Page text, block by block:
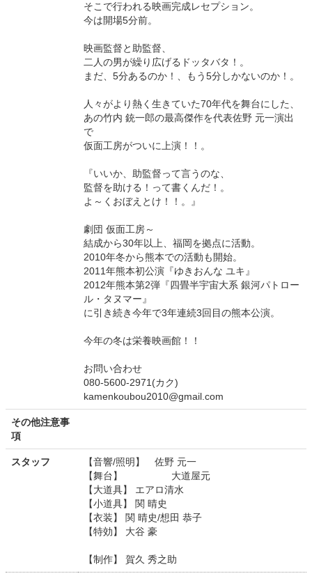
そこで行われる映画完成レセプション。
今は開場5分前。
映画監督と助監督、
二人の男が繰り広げるドッタバタ！。
まだ、5分あるのか！、もう5分しかないのか！。
人々がより熱く生きていた70年代を舞台にした、
あの竹内 銃一郎の最高傑作を代表佐野 元一演出
で
仮面工房がついに上演！！。
『いいか、助監督って言うのな、
監督を助ける！って書くんだ！。
よ～くおぼえとけ！！。』
劇団 仮面工房～
結成から30年以上、福岡を拠点に活動。
2010年冬から熊本での活動も開始。
2011年熊本初公演『ゆきおんな ユキ』
2012年熊本第2弾『四畳半宇宙大系 銀河パトロー
ル・タヌマー』
に引き続き今年で3年連続3回目の熊本公演。
今年の冬は栄養映画館！！
お問い合わせ
080-5600-2971(カク)
kamenkoubou2010@gmail.com
その他注意事
項
スタッフ
【音響/照明】 佐野 元一
【舞台】 大道屋元
【大道具】 エアロ清水
【小道具】 関 晴史
【衣装】 関 晴史/想田 恭子
【特効】 大谷 豪
【制作】 賀久 秀之助